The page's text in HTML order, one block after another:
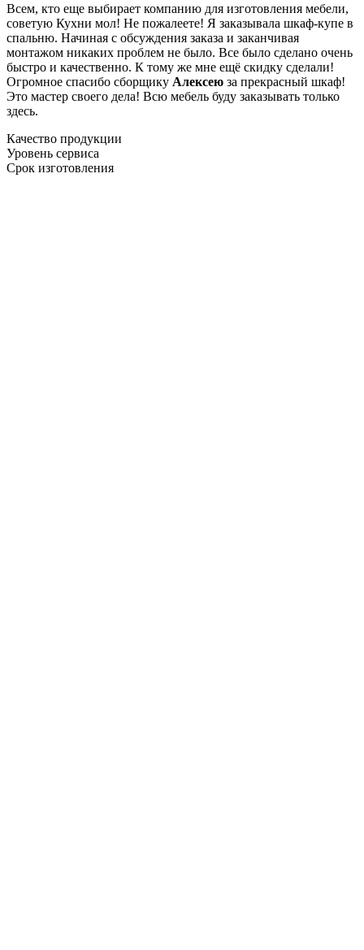
Всем, кто еще выбирает компанию для изготовления мебели,
советую Кухни мол! Не пожалеете! Я заказывала шкаф-купе в
спальню. Начиная с обсуждения заказа и заканчивая
монтажом никаких проблем не было. Все было сделано очень
быстро и качественно. К тому же мне ещё скидку сделали!
Огромное спасибо сборщику Алексею за прекрасный шкаф!
Это мастер своего дела! Всю мебель буду заказывать только
здесь.
Качество продукции
Уровень сервиса
Срок изготовления